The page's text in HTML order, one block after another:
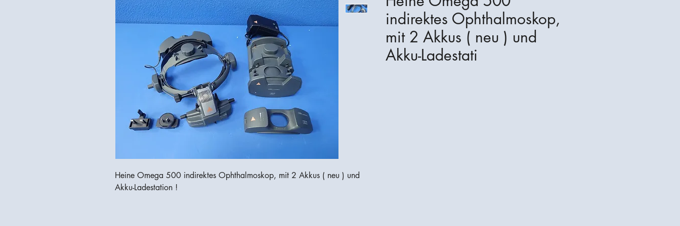
Heine Omega 500 indirektes Ophthalmoskop, mit 2 Akkus ( neu ) und
Akku-Ladestation !
indirektes Ophthalmoskop,
mit 2 Akkus ( neu ) und
Akku-Ladestati